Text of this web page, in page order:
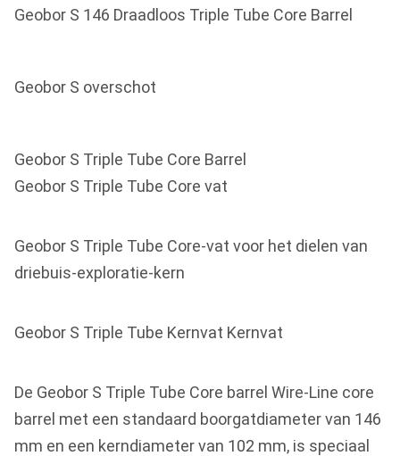
Geobor S 146 Draadloos Triple Tube Core Barrel
Geobor S overschot
Geobor S Triple Tube Core Barrel
Geobor S Triple Tube Core vat
Geobor S Triple Tube Core-vat voor het dielen van
driebuis-exploratie-kern
Geobor S Triple Tube Kernvat Kernvat
De Geobor S Triple Tube Core barrel Wire-Line core
barrel met een standaard boorgatdiameter van 146
mm en een kerndiameter van 102 mm, is speciaal